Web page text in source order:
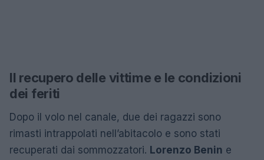
Il recupero delle vittime e le condizioni
dei feriti
Dopo il volo nel canale, due dei ragazzi sono
rimasti intrappolati nell’abitacolo e sono stati
recuperati dai sommozzatori. Lorenzo Benin e